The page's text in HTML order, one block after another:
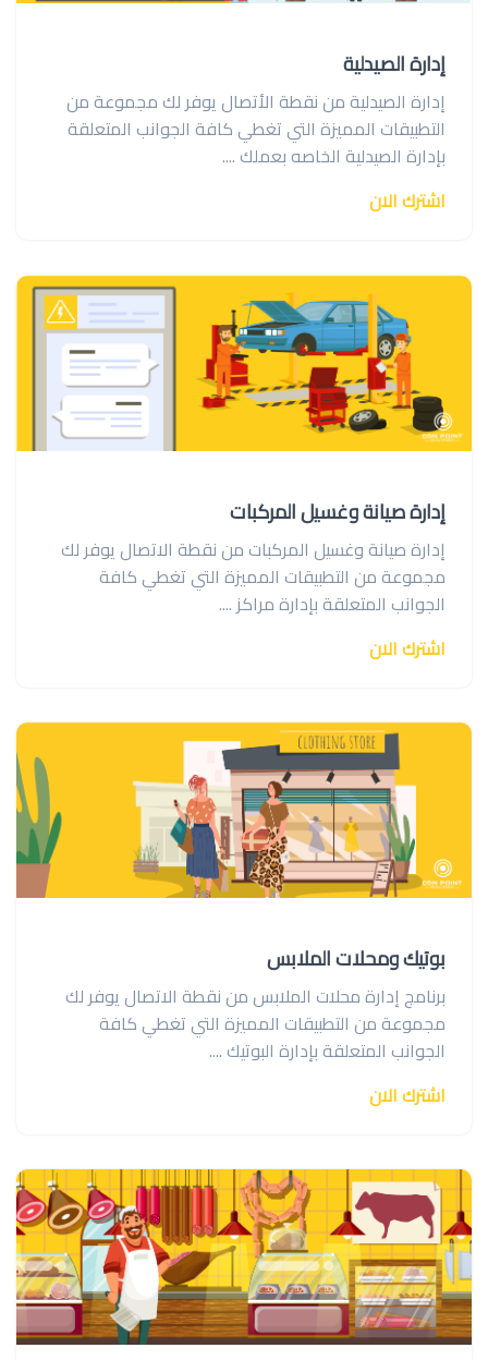
إدارة الصيدلية
إدارة الصيدلية من نقطة الأتصال يوفر لك مجموعة من
التطبيقات المميزة التي تغطي كافة الجوانب المتعلقة
بإدارة الصيدلية الخاصه بعملك ....
اشترك الان
إدارة صيانة وغسيل المركبات
إدارة صيانة وغسيل المركبات من نقطة الاتصال يوفر لك
مجموعة من التطبيقات المميزة التي تغطي كافة
الجوانب المتعلقة بإدارة مراكز ....
اشترك الان
بوتيك ومحلات الملابس
برنامج إدارة محلات الملابس من نقطة الاتصال يوفر لك
مجموعة من التطبيقات المميزة التي تغطي كافة
الجوانب المتعلقة بإدارة البوتيك ....
اشترك الان